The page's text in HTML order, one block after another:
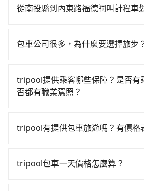
設從南投縣竹山鎮前往最靠近的彰
坐53~55分鐘（平均55分）的高鐵
後，抵達內東路福德祠 (屏東縣車城
加上轉車時間共3小時46分鐘，假設
換句話說，臨時要叫小黃的難度是
果全程使用tripool並到府專車接送
時不需要閉目養神（因為要自己開
$115~205承租小轎車，每公里再額
達目的地後多久原路返回），雖已
時40元路邊停車費用預估進去，但
差的車款，如果人數超過四位，更
凹的車門仍未被修理，每一次租車
從南投縣到內東路福德祠叫計程車
灣大車隊和Yoxi，如果在路邊攔不
約為5,850~7,000元間，但如改預
$2,200。但如果你無法提前預約，
北的500倍之多。如果當天或隔天也
採現場議價，建議最好先上網預約
包車公司很多，為什麼要選擇旅步
策也是完全透明的，不會有任何隱
提供更彈性的取消訂單規定，並致
tripool提供乘客哪些保障？是否有
否都有職業駕照？
查，符合職業駕駛資格的司機入隊
tripool有提供包車旅遊嗎？有價格
旅遊，從單純的單趟接送到算時間
tripool包車一天價格怎麼算？